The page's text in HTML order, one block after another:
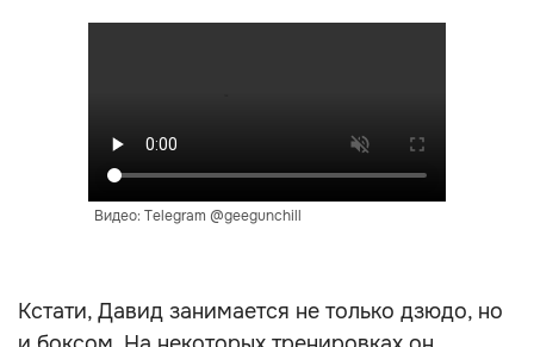
Видео: Telegram @geegunchill
Кстати, Давид занимается не только дзюдо, но